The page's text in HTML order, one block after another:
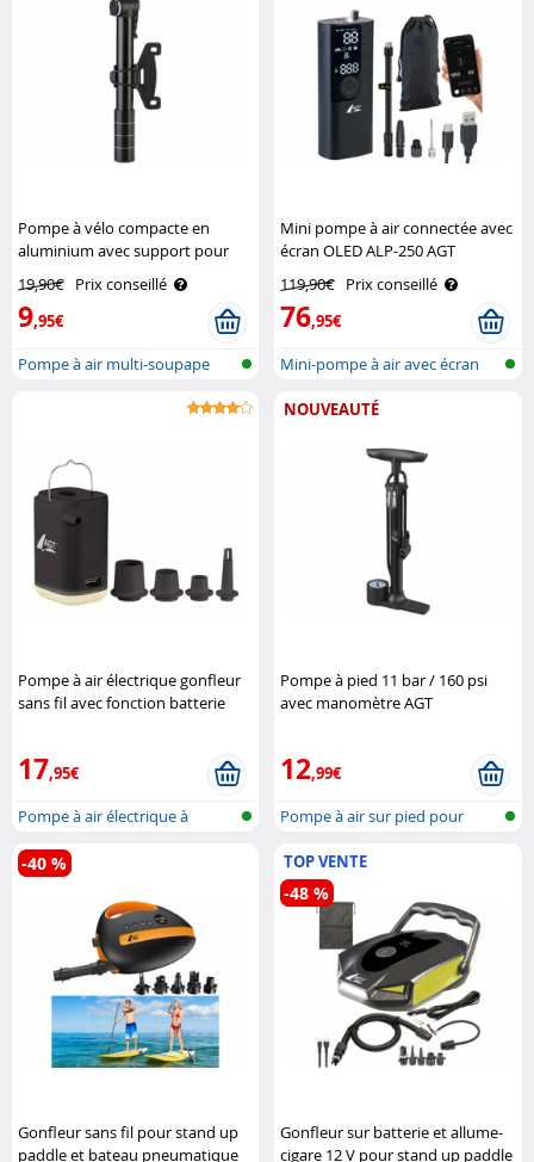
Pompe à vélo compacte en
aluminium avec support pour
19,90€ Prix conseillé
9,95€
Pompe à air multi-soupape
Mini pompe à air connectée avec
écran OLED ALP-250 AGT
119,90€ Prix conseillé
76,95€
Mini-pompe à air avec écran
Pompe à air électrique gonfleur
sans fil avec fonction batterie
17,95€
Pompe à air électrique à
batterie a..
NOUVEAUTÉ
Pompe à pied 11 bar / 160 psi
avec manomètre AGT
12,99€
Pompe à air sur pied pour
Gonfleur sans fil pour stand up
paddle et bateau pneumatique
-40 % TOP VENTE
Gonfleur sur batterie et allume-
cigare 12 V pour stand up paddle
-48 %